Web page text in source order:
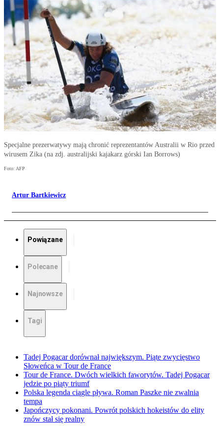
Specjalne prezerwatywy mają chronić reprezentantów Australii w Rio przed
wirusem Zika (na zdj. australijski kajakarz górski Ian Borrows)
Foto: AFP
Artur Bartkiewicz
Powiązane
Polecane
Najnowsze
Tagi
Tadej Pogacar dorównał największym. Piąte zwycięstwo
Słoweńca w Tour de France
Tour de France. Dwóch wielkich faworytów. Tadej Pogacar
jedzie po piąty triumf
Polska legenda ciągle pływa. Roman Paszke nie zwalnia
tempa
Japończycy pokonani. Powrót polskich hokeistów do elity
znów stał się realny